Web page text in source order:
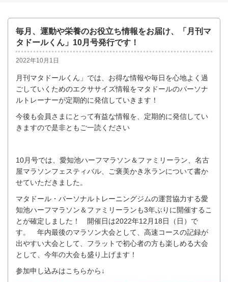
毎月、運動や栄養のお役立ち情報をお届け、「月刊マ
タドールくん」10月号発行です！
2022年10月1日
月刊マタドールくん」では、お得な情報や毎日を心地よく過
ごしていくためのエクササイズ情報をマタドールのパーソナ
ルトレーナーが定期的に発信していきます！
今後も会員さまにとって有益な情報を、定期的に発信してい
きますので是非ともご一読ください
10月号では、愛知池ハーフマラソン＆ファミリーラン、名古
屋マラソンフェスティバル、ご褒美かき氷ランについて書か
せていただきました。
マタドール・パーソナルトレーニングジムの運営協力する愛
知池ハーフマラソン＆ファミリーランも3年ぶりに開催するこ
とが確定しました！ 開催日は2022年12月18日（日）で
す。 年内最後のマラソン大会として、高速コースの記録が
出やすい大会として、フラットで初心者の方も楽しめる大会
として、今年の大会も盛り上げます！
参加申し込みはこちらから↓